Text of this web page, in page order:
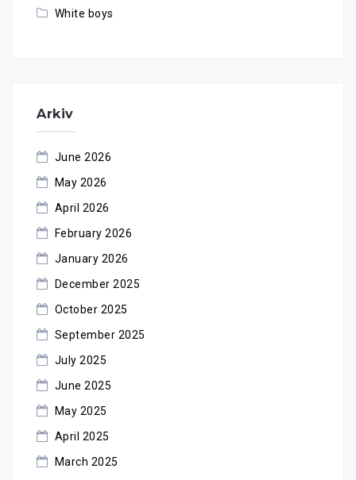
White boys
Arkiv
June 2026
May 2026
April 2026
February 2026
January 2026
December 2025
October 2025
September 2025
July 2025
June 2025
May 2025
April 2025
March 2025